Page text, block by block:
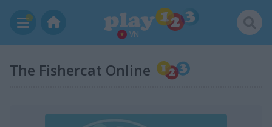
VN
The Fishercat Online